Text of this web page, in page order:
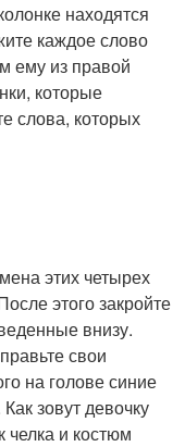
находятся
каждое слово
ему из правой
которые
слова, которых
этих четырех
этого закройте
внизу.
свои
на голове синие
зовут девочку
челка и костюм